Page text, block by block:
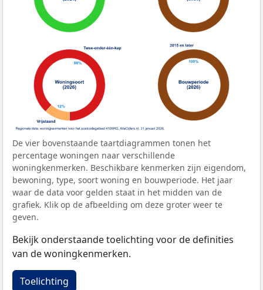
De vier bovenstaande taartdiagrammen tonen het
percentage woningen naar verschillende
woningkenmerken. Beschikbare kenmerken zijn eigendom,
bewoning, type, soort woning en bouwperiode. Het jaar
waar de data voor gelden staat in het midden van de
grafiek. Klik op de afbeelding om deze groter weer te
geven.
Bekijk onderstaande toelichting voor de definities
van de woningkenmerken.
Toelichting